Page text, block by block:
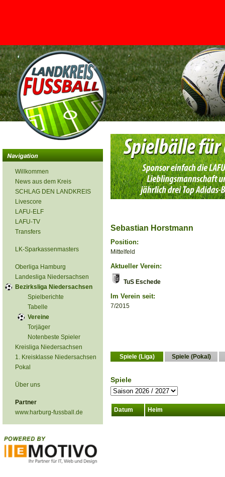
<
Willkommen
News aus dem Kreis
SCHLAG DEN LANDKREIS
Livescore
LAFU-ELF
LAFU-TV
Transfers
LK-Sparkassenmasters
Oberliga Hamburg
Landesliga Niedersachsen
Bezirksliga Niedersachsen
Spielberichte
Tabelle
Vereine
Torjäger
Notenbeste Spieler
Kreisliga Niedersachsen
1. Kreisklasse Niedersachsen
Pokal
Über uns
Partner
www.harburg-fussball.de
Sebastian Horstmann
Position:
Mittelfeld
Aktueller Verein:
TuS Eschede
Im Verein seit:
7/2015
Spiele (Liga) Spiele (Pokal)
Spiele
Datum Heim